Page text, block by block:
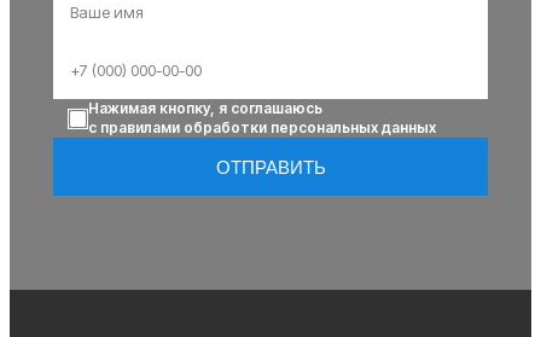
Нажимая кнопку, я соглашаюсь
с правилами обработки персональных данных
ОТПРАВИТЬ